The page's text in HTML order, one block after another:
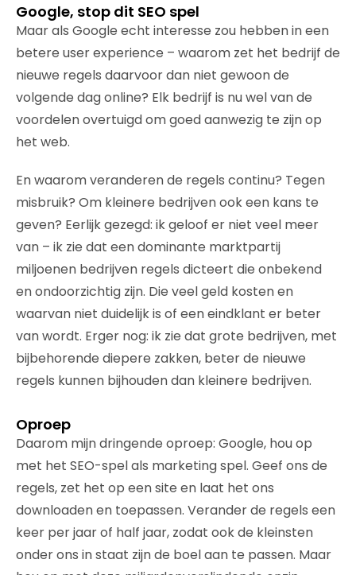
Google, stop dit SEO spel
Maar als Google echt interesse zou hebben in een
betere user experience – waarom zet het bedrijf de
nieuwe regels daarvoor dan niet gewoon de
volgende dag online? Elk bedrijf is nu wel van de
voordelen overtuigd om goed aanwezig te zijn op
het web.
En waarom veranderen de regels continu? Tegen
misbruik? Om kleinere bedrijven ook een kans te
geven? Eerlijk gezegd: ik geloof er niet veel meer
van – ik zie dat een dominante marktpartij
miljoenen bedrijven regels dicteert die onbekend
en ondoorzichtig zijn. Die veel geld kosten en
waarvan niet duidelijk is of een eindklant er beter
van wordt. Erger nog: ik zie dat grote bedrijven, met
bijbehorende diepere zakken, beter de nieuwe
regels kunnen bijhouden dan kleinere bedrijven.
Oproep
Daarom mijn dringende oproep: Google, hou op
met het SEO-spel als marketing spel. Geef ons de
regels, zet het op een site en laat het ons
downloaden en toepassen. Verander de regels een
keer per jaar of half jaar, zodat ook de kleinsten
onder ons in staat zijn de boel aan te passen. Maar